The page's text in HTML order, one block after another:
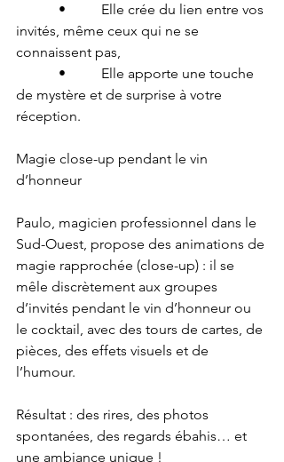
•     Elle crée du lien entre vos
invités, même ceux qui ne se
connaissent pas,
•     Elle apporte une touche
de mystère et de surprise à votre
réception.
Magie close-up pendant le vin
d’honneur
Paulo, magicien professionnel dans le
Sud-Ouest, propose des animations de
magie rapprochée (close-up) : il se
mêle discrètement aux groupes
d’invités pendant le vin d’honneur ou
le cocktail, avec des tours de cartes, de
pièces, des effets visuels et de
l’humour.
Résultat : des rires, des photos
spontanées, des regards ébahis… et
une ambiance unique !